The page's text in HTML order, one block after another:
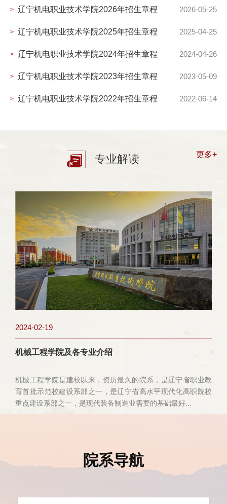
> 辽宁机电职业技术学院2026年招生章程 2026-05-25
> 辽宁机电职业技术学院2025年招生章程 2025-04-25
> 辽宁机电职业技术学院2024年招生章程 2024-04-26
> 辽宁机电职业技术学院2023年招生章程 2023-05-09
> 辽宁机电职业技术学院2022年招生章程 2022-06-14
专业解读 更多+
2024-02-19
机械工程学院及各专业介绍
机械工程学院是建校以来，资历最久的院系，是辽宁省职业教
育首批示范校建设系部之一，是辽宁省高水平现代化高职院校
重点建设系部之一，是现代装备制造业需要的基础最好...
院系导航